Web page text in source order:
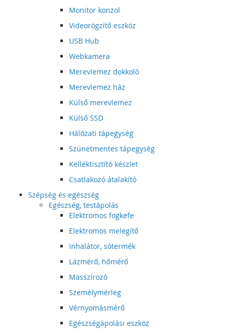
Monitor konzol
Videorögzítő eszköz
USB Hub
Webkamera
Merevlemez dokkoló
Merevlemez ház
Külső merevlemez
Külső SSD
Hálózati tápegység
Szünetmentes tápegység
Kelléktisztító készlet
Csatlakozó átalakító
Szépség és egészség
Egészség, testápolás
Elektromos fogkefe
Elektromos melegítő
Inhalátor, sótermék
Lázmérő, hőmérő
Masszírozó
Személymérleg
Vérnyomásmérő
Egészségápolási eszköz